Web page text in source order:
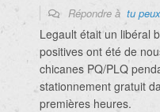
Répondre à tu
Legault était un libéral
positives ont été de
chicanes PQ/PLQ
stationnement gratuit
premières heures.